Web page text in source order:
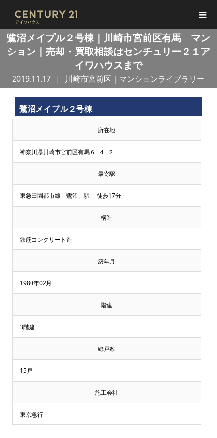
鷺沼メイプル２号棟｜川崎市宮前区有馬 マン
ション｜売却・買取相談はセンチュリー２１ア
イワハウスまで
2019.11.17 川崎市宮前区｜マンションライブラリー
鷺沼メイプル２号棟
所在地
神奈川県川崎市宮前区有馬６−４−２
最寄駅
東急田園都市線「鷺沼」駅 徒歩17分
構造
鉄筋コンクリート造
築年月
1980年02月
階建
3階建
総戸数
15戸
施工会社
東京急行